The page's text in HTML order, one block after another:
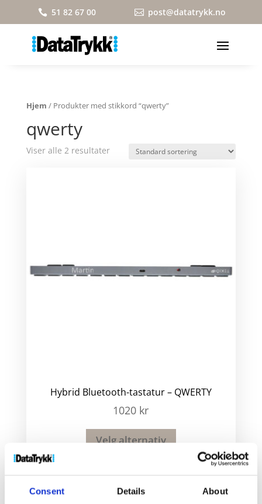
Consent Details About
 51 82 67 00  post@datatrykk.no
Hjem / Produkter med stikkord “qwerty”
qwerty
Viser alle 2 resultater
Hybrid Bluetooth-tastatur – QWERTY
1020 kr
Velg alternativ